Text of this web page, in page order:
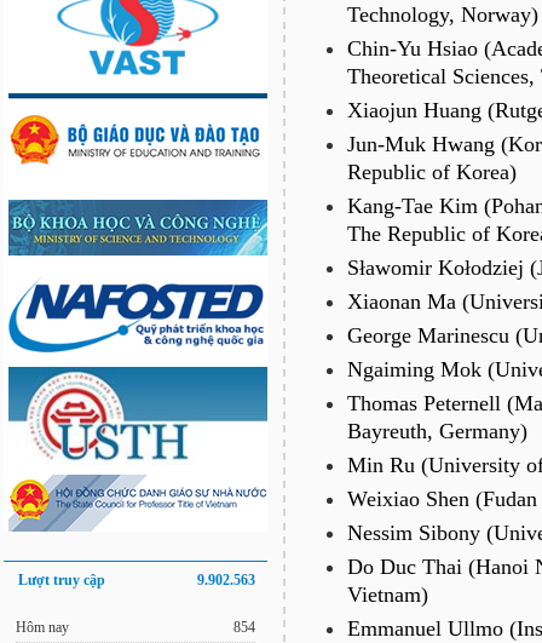
Lượt truy cập 9.902.563
Hôm nay
854
Technology, Norway)
Chin-Yu Hsiao
Theoretical Sciences,
Xiaojun Huang
Jun-Muk Hwang
Republic of Korea)
Kang-Tae Kim
The Republic of
Sławomir Kołodziej
Xiaonan Ma
George Marinescu
Ngaiming Mok
Thomas Peternell
Bayreuth, Germany)
Min Ru (University
Weixiao Shen
Nessim Sibony
Do Duc Thai (Hanoi
Vietnam)
Emmanuel Ullmo